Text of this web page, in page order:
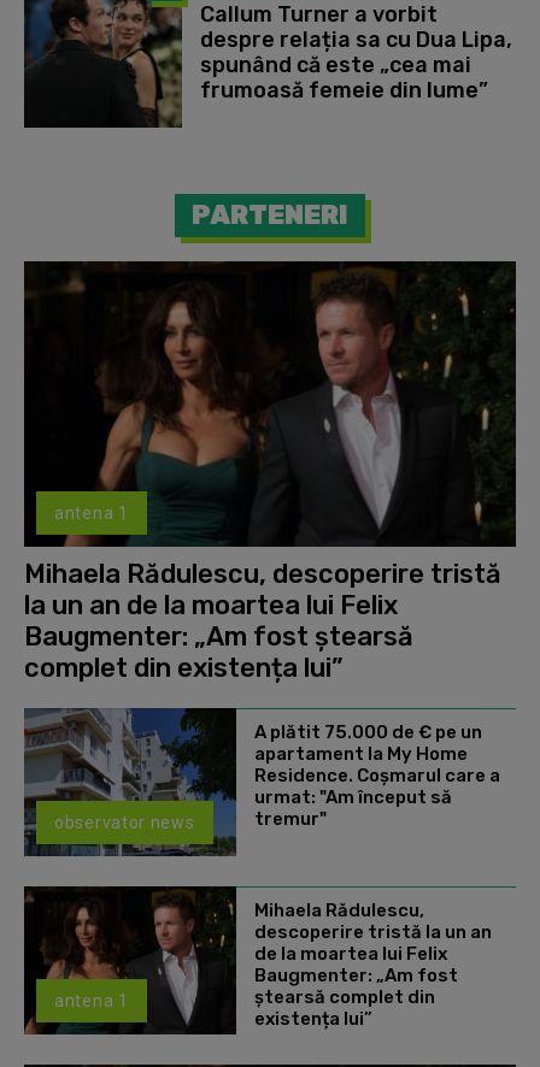
Callum Turner a vorbit
despre relația sa cu Dua Lipa,
spunând că este „cea mai
frumoasă femeie din lume”
PARTENERI
antena 1
Mihaela Rădulescu, descoperire tristă
la un an de la moartea lui Felix
Baugmenter: „Am fost ștearsă
complet din existența lui”
observator news
A plătit 75.000 de € pe un
apartament la My Home
Residence. Coşmarul care a
urmat: "Am început să
tremur"
antena 1
Mihaela Rădulescu,
descoperire tristă la un an
de la moartea lui Felix
Baugmenter: „Am fost
ștearsă complet din
existența lui”